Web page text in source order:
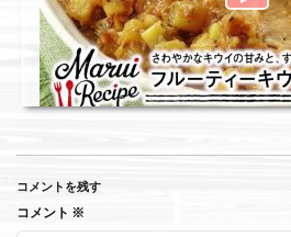
コメントを残す
コメント ※